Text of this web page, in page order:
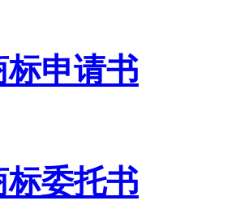
标申请书
标委托书